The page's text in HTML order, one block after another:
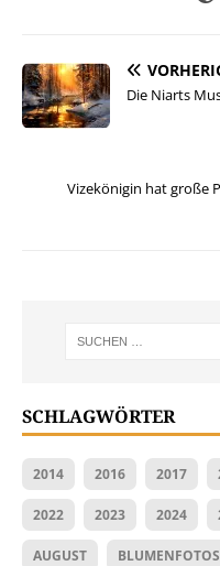
Die Niarts
Vizekönigin hat große
SCHLAGWÖRTER
2014 2016 2017
2022 2023 2024
AUGUST BLUMENFOTOS